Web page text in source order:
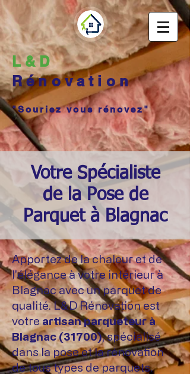
L&D
Rénovation
"Souriez vous rénovez"
Votre Spécialiste
de la Pose de
Parquet à Blagnac
Apportez de la chaleur et de
l'élégance à votre intérieur à
Blagnac avec un parquet de
qualité. L&D Rénovation est
votreartisan parqueteur à
Blagnac (31700), spécialisé
dans la pose et la rénovation
de tous types de parquets.